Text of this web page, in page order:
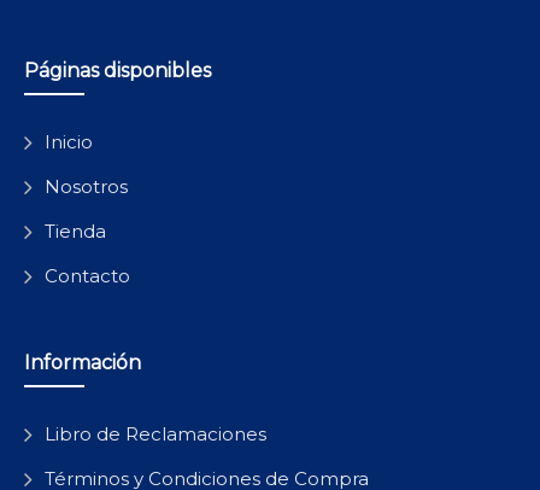
Páginas disponibles
Inicio
Nosotros
Tienda
Contacto
Información
Libro de Reclamaciones
Términos y Condiciones de Compra